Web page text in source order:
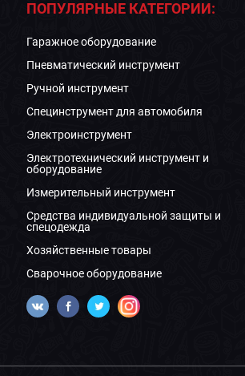
ПОПУЛЯРНЫЕ КАТЕГОРИИ:
Гаражное оборудование
Пневматический инструмент
Ручной инструмент
Специнструмент для автомобиля
Электроинструмент
Электротехнический инструмент и
оборудование
Измерительный инструмент
Средства индивидуальной защиты и
спецодежда
Хозяйственные товары
Сварочное оборудование